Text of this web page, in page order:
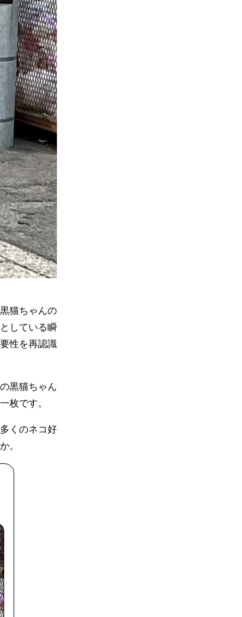
猫ちゃんの
している瞬
性を再認識
黒猫ちゃん
枚です。
くのネコ好
。